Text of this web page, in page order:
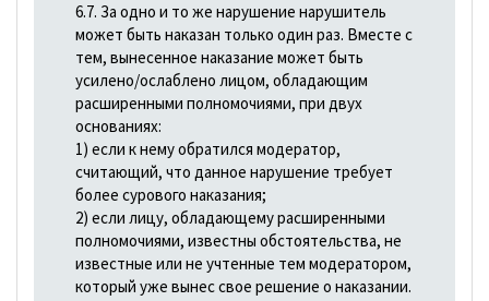
6.7. За одно и то же нарушение нарушитель
может быть наказан только один раз. Вместе с
тем, вынесенное наказание может быть
усилено/ослаблено лицом, обладающим
расширенными полномочиями, при двух
основаниях:
1) если к нему обратился модератор,
считающий, что данное нарушение требует
более сурового наказания;
2) если лицу, обладающему расширенными
полномочиями, известны обстоятельства, не
известные или не учтенные тем модератором,
который уже вынес свое решение о наказании.